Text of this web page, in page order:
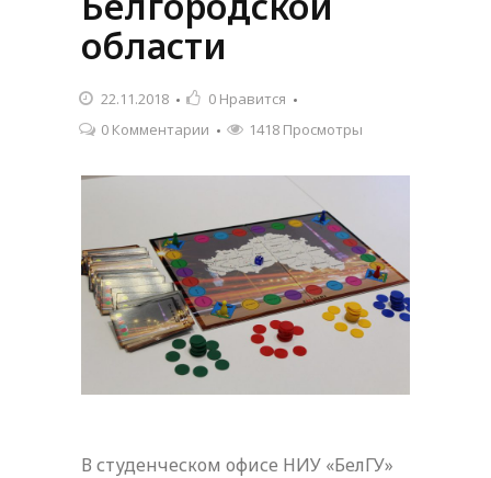
области
22.11.2018 0 Нравится
0 Комментарии
1418 Просмотры
В студенческом офисе НИУ «БелГУ»